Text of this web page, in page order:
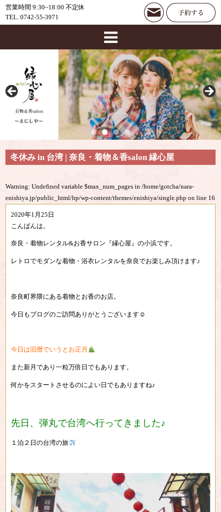
営業時間 9:30~18:00 不定休
TEL. 0742-55-3971
冬休み in 台湾 | 奈良・着物＆香salon 縁心屋
Warning: Undefined variable $max_num_pages in/home/gotcha/nara-
enishiya.jp/public_html/hp/wp-content/themes/enishiya/single.php on line 16
2020年1月25日
こんばんは。
奈良・着物レンタル&お香サロン『縁心屋』の小浜です。
レトロでモダンな着物・浴衣レンタルを奈良でお楽しみ頂けます♪
奈良町界隈にある着物とお香のお店。
今日もブログのご訪問ありがとうございます☺︎
今日は旧暦でいうとお正月
また新月であり一粒万倍日でもあります。
何かをスタートさせるのによい日でもありますね♪
先日、弾丸で台湾へ行ってきました♪
１泊２日の台湾の旅